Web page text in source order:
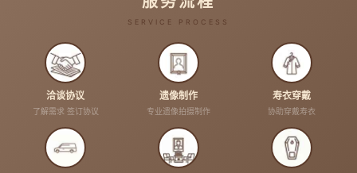
SERVICE PROCESS
洽谈协议
了解需求 签订协议
遗像制作
专业遗像拍摄制作
寿衣穿戴
协助穿戴寿衣